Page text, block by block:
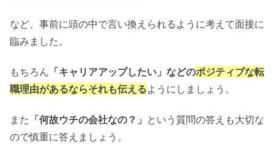
など、事前に頭の中で言い換えられるように考えて面接に
臨みました。
もちろん 「キャリアアップしたい」などのポジティブな転
職理由があるならそれも伝えるようにしましょう。
また 「何故ウチの会社なの？」 という質問の答えも大切な
ので慎重に答えましょう。